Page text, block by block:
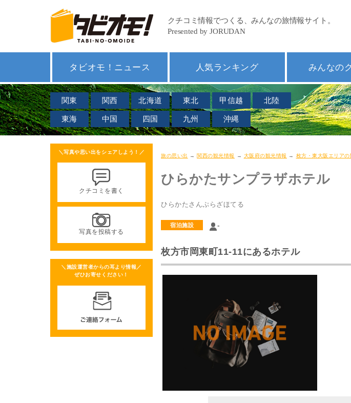
タビオモ！ニュース 人気ランキング みんなの
関東 関西 北海道 東北 甲信越 北陸
東海 中国 四国 九州 沖縄
旅の思い出 → 関西の観光情報 → 大阪府の観光情報 → 枚方・東大阪エリアの
ひらかたサンプラザホテル
ひらかたさんぷらざほてる
宿泊施設 -
枚方市岡東町11-11にあるホテル
＼写真や思い出をシェアしよう！／
クチコミを書く
写真を投稿する
＼施設運営者からの耳より情報／
ぜひお寄せください！